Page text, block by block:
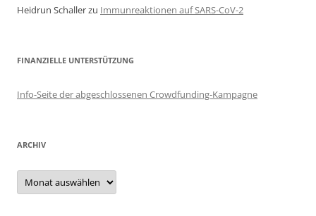
Heidrun Schallerzu Immunreaktionen auf SARS-CoV-2
FINANZIELLE UNTERSTÜTZUNG
Info-Seite der abgeschlossenen Crowdfunding-Kampagne
ARCHIV
Archiv